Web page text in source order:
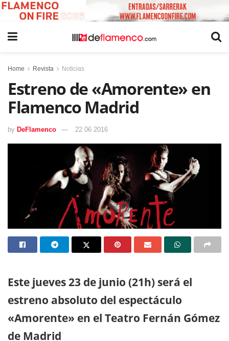
Home Revista Noticias
Estreno de «Amorente» en
Flamenco Madrid
by DeFlamenco 22 06 2016
Este jueves 23 de junio (21h) será el
estreno absoluto del espectáculo
«Amorente» en el Teatro Fernán Gómez
de Madrid